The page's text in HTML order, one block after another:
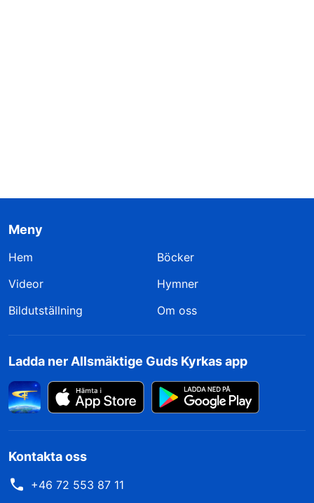
Meny
Hem
Böcker
Videor
Hymner
Bildutställning
Om oss
Ladda ner Allsmäktige Guds Kyrkas app
Kontakta oss
+46 72 553 87 11